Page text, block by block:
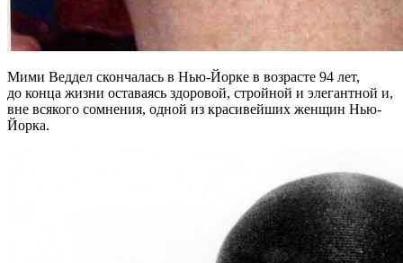
Мими Веддел скончалась в Нью-Йорке в возрасте 94 лет,
до конца жизни оставаясь здоровой, стройной и элегантной и,
вне всякого сомнения, одной из красивейших женщин Нью-
Йорка.